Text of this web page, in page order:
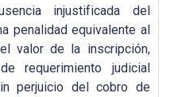
injustificada del
penalidad equivalente al
valor de la inscripción,
requerimiento judicial
perjuicio del cobro de